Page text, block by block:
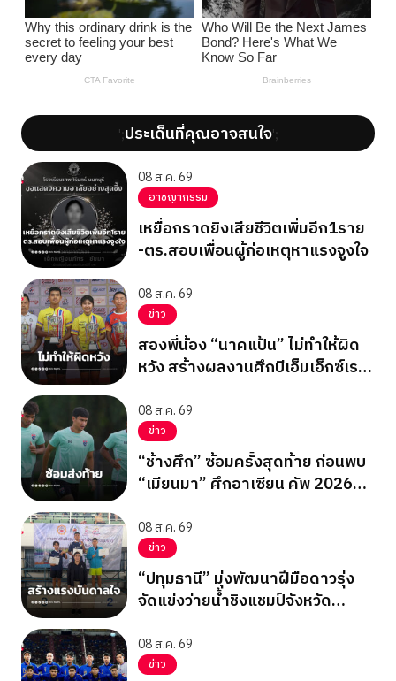
';ประเด็นที่คุณอาจสนใจ';
08 ส.ค. 69
อาชญากรรม
เหยื่อกราดยิงเสียชีวิตเพิ่มอีก1ราย
-ตร.สอบเพื่อนผู้ก่อเหตุหาแรงจูงใจ
08 ส.ค. 69
ข่าว
สองพี่น้อง “นาคแป้น” ไม่ทำให้ผิด
หวัง สร้างผลงานศึกบีเอ็มเอ็กซ์เรซ
08 ส.ค. 69
ข่าว
“ช้างศึก” ซ้อมครั้งสุดท้าย ก่อนพบ
“เมียนมา” ศึกอาเซียน คัพ 2026
08 ส.ค. 69
ข่าว
“ปทุมธานี” มุ่งพัฒนาฝีมือดาวรุ่ง
จัดแข่งว่ายน้ำชิงแชมป์จังหวัด
08 ส.ค. 69
ข่าว